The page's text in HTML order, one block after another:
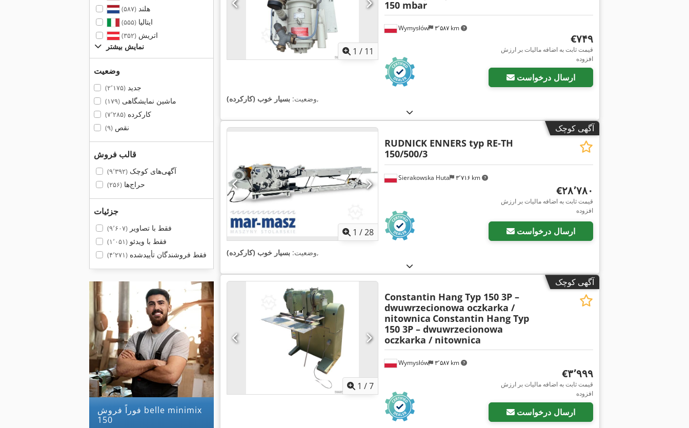
هلند(۵۸۷)
ایتالیا(۵۵۵)
اتریش(۳۵۲)
نمایش بیشتر
وضعیت
جدید(۲٬۱۷۵)
ماشین نمایشگاهی(۱۷۹)
کارکرده(۷٬۲۸۵)
نقص(۹)
قالب فروش
آگهی‌های کوچک(۹٬۳۹۲)
حراج‌ها(۲۵۶)
جزئیات
فقط با تصاویر(۹٬۶۰۷)
فقط با ویدئو(۱٬۰۵۱)
فقط فروشندگان تأییدشده(۴٬۲۷۱)
فوراً فروش belle minimix
150
1 / 11
Wymysłów ۳٬۵۸۷ km
150 mbar
‎€۷۴۹
قیمت ثابت به اضافه مالیات بر ارزش
افزوده
ارسال درخواست
وضعیت: بسیار خوب (کارکرده) ,
آگهی کوچک
1 /28
Sierakowska Huta ۳٬۷۱۶ km
RUDNICK ENNERS typ RE-TH
150/500/3
‎€۲۸٬۷۸۰
قیمت ثابت به اضافه مالیات بر ارزش
افزوده
ارسال درخواست
وضعیت: بسیار خوب (کارکرده) ,
آگهی کوچک
1 /7
Wymysłów ۳٬۵۸۷ km
Constantin Hang Typ 150 3P –
dwuwrzecionowa oczkarka /
nitownica Constantin Hang Typ
150 3P – dwuwrzecionowa
oczkarka / nitownica
‎€۳٬۹۹۹
قیمت ثابت به اضافه مالیات بر ارزش
افزوده
ارسال درخواست